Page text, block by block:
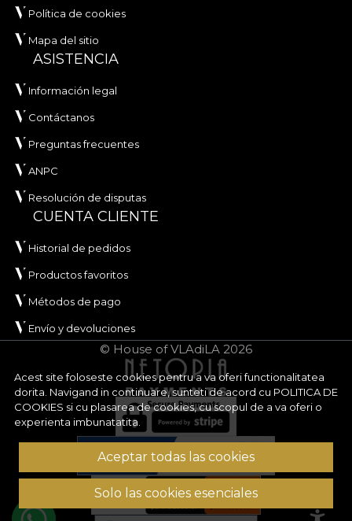
Acest site foloseste cookies pentru a va oferi functionalitatea
dorita. Navigand in continuare, sunteti de acord cu POLITICA DE
COOKIES si cu plasarea de cookies, cu scopul de a va oferi o
experienta imbunatatita.
Aceptar todas las cookies
Solo las cookies esenciales
Política de cookies
Mapa del sitio
ASISTENCIA
Información legal
Contáctanos
Preguntas frecuentes
ANPC
Resolución de disputas
CUENTA CLIENTE
Historial de pedidos
Productos favoritos
Métodos de pago
Envío y devoluciones
© House of VLAdiLA 2026